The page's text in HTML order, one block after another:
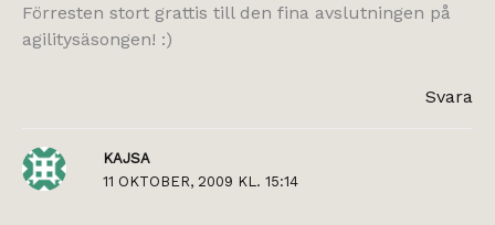
Förresten stort grattis till den fina avslutningen på
agilitysäsongen! :)
Svara
KAJSA
11 OKTOBER, 2009 KL. 15:14